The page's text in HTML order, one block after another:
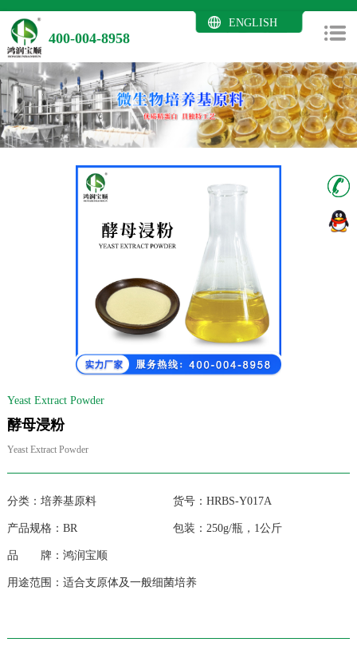
400-004-8958
ENGLISH
Yeast Extract Powder
酵母浸粉
Yeast Extract Powder
分类：培养基原料 货号：HRBS-Y017A
产品规格：BR 包装：250g/瓶，1公斤
品 牌：鸿润宝顺
用途范围： 适合支原体及一般细菌培养